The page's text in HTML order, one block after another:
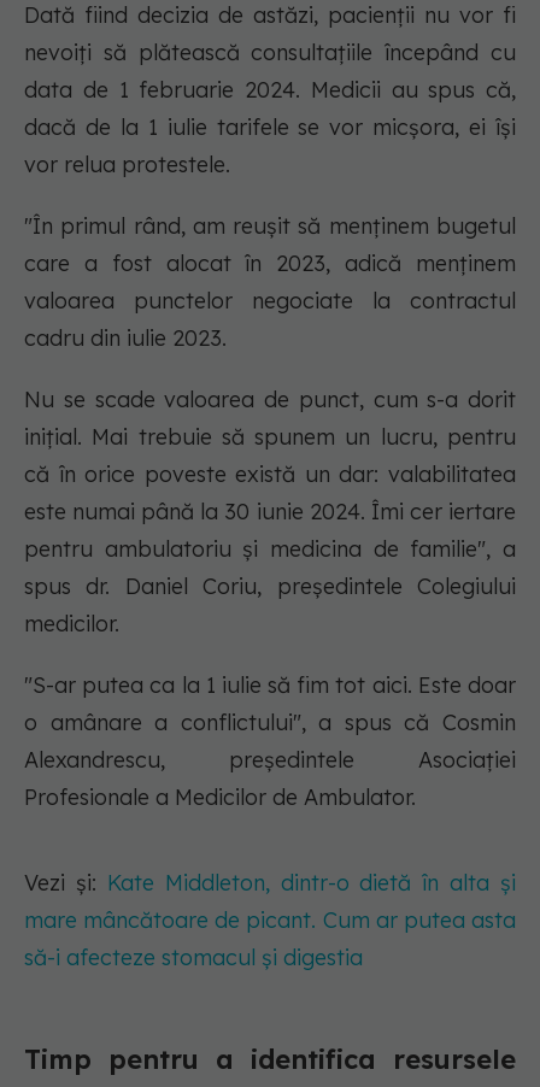
Dată fiind decizia de astăzi, pacienții nu vor fi
nevoiți să plătească consultațiile începând cu
data de 1 februarie 2024. Medicii au spus că,
dacă de la 1 iulie tarifele se vor micșora, ei își
vor relua protestele.
"În primul rând, am reușit să menținem bugetul
care a fost alocat în 2023, adică menținem
valoarea punctelor negociate la contractul
cadru din iulie 2023.
Nu se scade valoarea de punct, cum s-a dorit
inițial. Mai trebuie să spunem un lucru, pentru
că în orice poveste există un dar: valabilitatea
este numai până la 30 iunie 2024. Îmi cer iertare
pentru ambulatoriu și medicina de familie", a
spus dr. Daniel Coriu, președintele Colegiului
medicilor.
"S-ar putea ca la 1 iulie să fim tot aici. Este doar
o amânare a conflictului", a spus că Cosmin
Alexandrescu, președintele Asociației
Profesionale a Medicilor de Ambulator.
Vezi și: Kate Middleton, dintr-o dietă în alta și
mare mâncătoare de picant. Cum ar putea asta
să-i afecteze stomacul și digestia
Timp pentru a identifica resursele